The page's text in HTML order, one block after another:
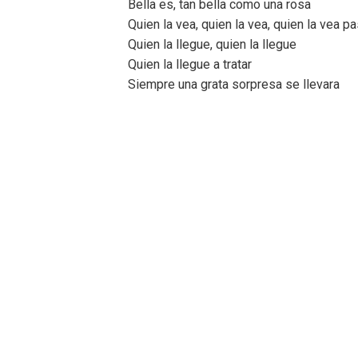
Bella es, tan bella como una rosa
Quien la vea, quien la vea, quien la vea
Quien la llegue, quien la llegue
Quien la llegue a tratar
Siempre una grata sorpresa se llevara